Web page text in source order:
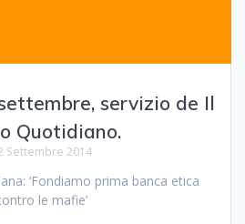
servizio de Il
Quotidiano.
Settembre 2014
‘Fondiamo prima banca etica
le mafie’